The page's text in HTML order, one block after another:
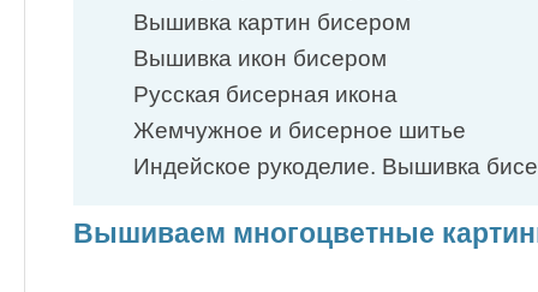
Вышивка картин бисером
Вышивка икон бисером
Русская бисерная икона
Жемчужное и бисерное шитье
Индейское рукоделие. Вышивка
Вышиваем многоцветные